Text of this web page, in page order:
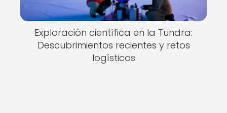
Exploración científica en la Tundra:
Descubrimientos recientes y retos
logísticos